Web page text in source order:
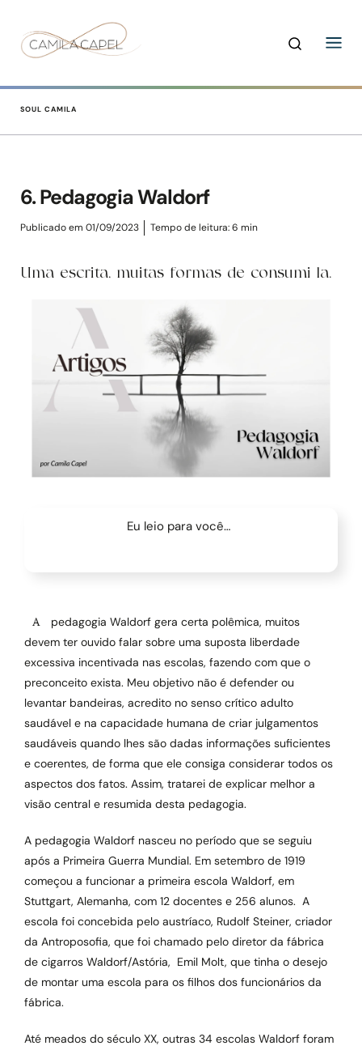
SOUL CAMILA
6. Pedagogia Waldorf
Publicado em 01/09/2023 Tempo de leitura: 6 min
Uma escrita, muitas formas de consumi-la.
Eu leio para você…
A pedagogia Waldorf gera certa polêmica, muitos
devem ter ouvido falar sobre uma suposta liberdade
excessiva incentivada nas escolas, fazendo com que o
preconceito exista. Meu objetivo não é defender ou
levantar bandeiras, acredito no senso crítico adulto
saudável e na capacidade humana de criar julgamentos
saudáveis quando lhes são dadas informações suficientes
e coerentes, de forma que ele consiga considerar todos os
aspectos dos fatos. Assim, tratarei de explicar melhor a
visão central e resumida desta pedagogia.
A pedagogia Waldorf nasceu no período que se seguiu
após a Primeira Guerra Mundial. Em setembro de 1919
começou a funcionar a primeira escola Waldorf, em
Stuttgart, Alemanha, com 12 docentes e 256 alunos. A
escola foi concebida pelo austríaco, Rudolf Steiner, criador
da Antroposofia, que foi chamado pelo diretor da fábrica
de cigarros Waldorf/Astória, Emil Molt, que tinha o desejo
de montar uma escola para os filhos dos funcionários da
fábrica.
Até meados do século XX, outras 34 escolas Waldorf foram